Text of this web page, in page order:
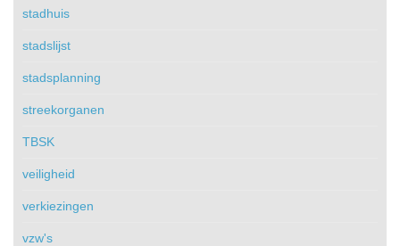
stadhuis
stadslijst
stadsplanning
streekorganen
TBSK
veiligheid
verkiezingen
vzw's